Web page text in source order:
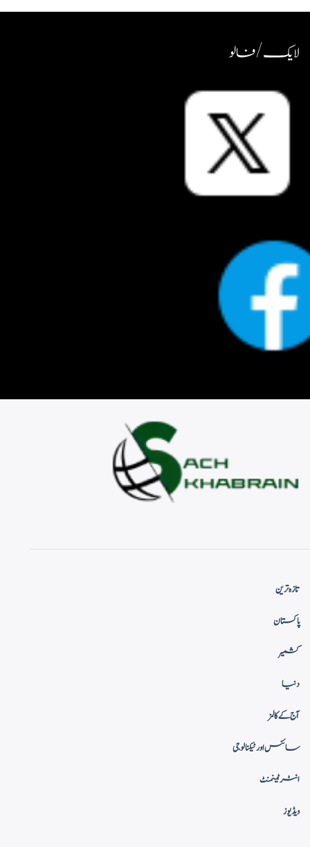
لایک / فالو
تازہ ترین
پاکستان
کشمیر
دنیا
آج کے کالمز
سائنس اور ٹیکنالوجی
انٹرٹینمنٹ
ویڈیوز